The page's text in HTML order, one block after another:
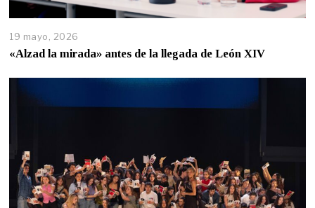
19 mayo, 2026
«Alzad la mirada» antes de la llegada de León XIV